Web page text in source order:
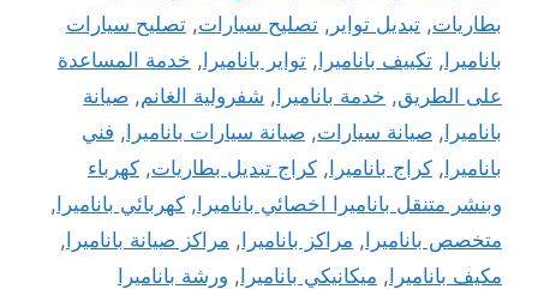
بطاريات, تبديل تواير , تصليح سيارات, تصليح سيارات
باناميرا, تكييف باناميرا, تواير باناميرا, خدمة المساعدة
على الطريق, خدمة باناميرا, شفرولية الغانم, صيانة
باناميرا, صيانة سيارات, صيانة سيارات باناميرا, فني
باناميرا, كراج باناميرا, كراج تبديل بطاريات, كهرباء
وبنشر متنقل باناميرا اخصائي باناميرا, كهربائي باناميرا,
متخصص باناميرا, مراكز باناميرا, مراكز صيانة باناميرا,
مكيف باناميرا, ميكانيكي باناميرا, ورشة باناميرا